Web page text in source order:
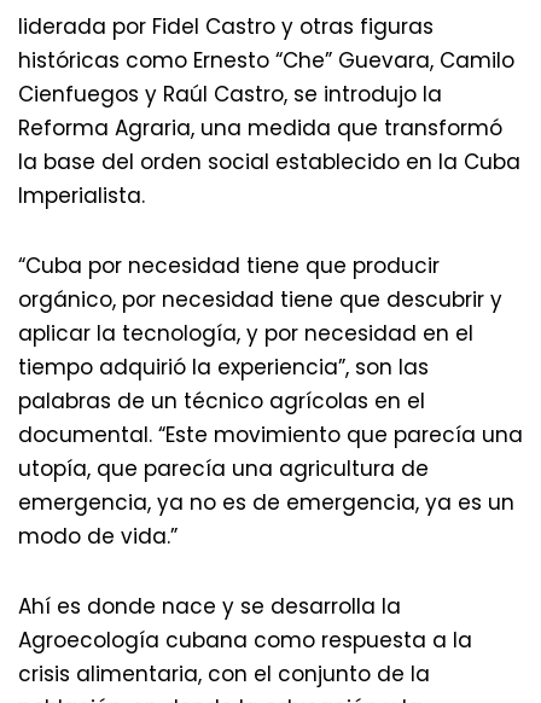
liderada por Fidel Castro y otras figuras
históricas como Ernesto “Che” Guevara, Camilo
Cienfuegos y Raúl Castro, se introdujo la
Reforma Agraria, una medida que transformó
la base del orden social establecido en la Cuba
Imperialista.
“Cuba por necesidad tiene que producir
orgánico, por necesidad tiene que descubrir y
aplicar la tecnología, y por necesidad en el
tiempo adquirió la experiencia”, son las
palabras de un técnico agrícolas en el
documental. “Este movimiento que parecía una
utopía, que parecía una agricultura de
emergencia, ya no es de emergencia, ya es un
modo de vida.”
Ahí es donde nace y se desarrolla la
Agroecología cubana como respuesta a la
crisis alimentaria, con el conjunto de la